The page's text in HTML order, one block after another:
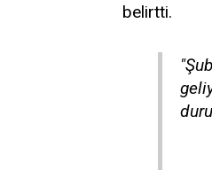
belirtti.